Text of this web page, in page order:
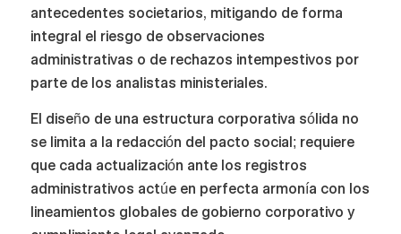
antecedentes societarios, mitigando de forma
integral el riesgo de observaciones
administrativas o de rechazos intempestivos por
parte de los analistas ministeriales.
El diseño de una estructura corporativa sólida no
se limita a la redacción del pacto social; requiere
que cada actualización ante los registros
administrativos actúe en perfecta armonía con los
lineamientos globales de gobierno corporativo y